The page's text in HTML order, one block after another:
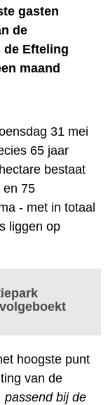
gasten
de
Efteling
maand
31 mei
65 jaar
bestaat
en 75
- met in totaal
liggen op
hoogste punt
van de
passend bij de